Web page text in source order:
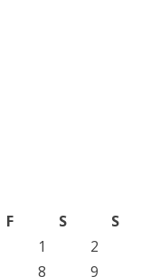
F S
S
1
2
8
9